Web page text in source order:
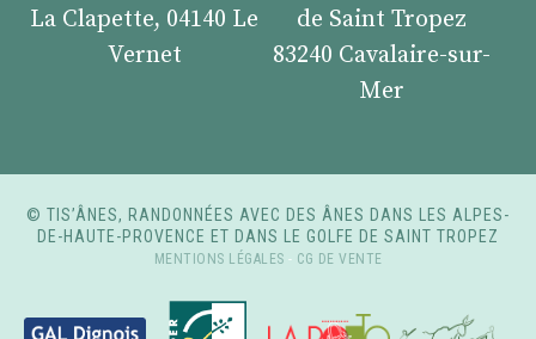
La Clapette, 04140 Le
Vernet
de Saint Tropez
83240 Cavalaire-sur-
Mer
© TIS’ÂNES, RANDONNÉES AVEC DES ÂNES DANS LES ALPES-
DE-HAUTE-PROVENCE ET DANS LE GOLFE DE SAINT TROPEZ
MENTIONS LÉGALES - CG DE VENTE